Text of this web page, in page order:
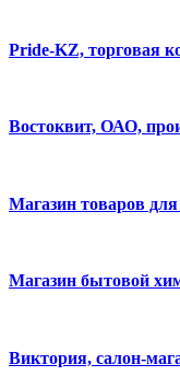
Pride-KZ, торговая
Востоквит, ОАО,
Магазин товаров
Магазин бытовой
Виктория, салон-